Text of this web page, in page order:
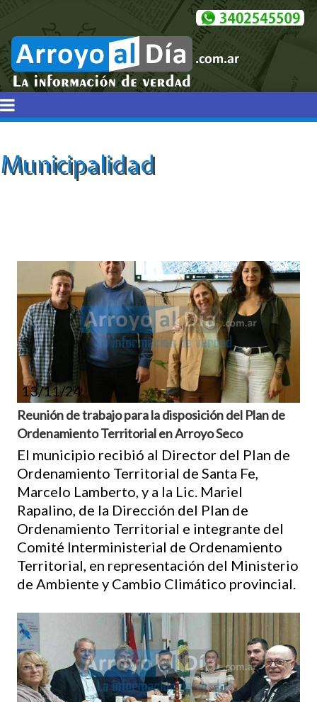
Municipalidad
13/11/24
Reunión de trabajo para la disposición del Plan de
Ordenamiento Territorial en Arroyo Seco
El municipio recibió al Director del Plan de
Ordenamiento Territorial de Santa Fe,
Marcelo Lamberto, y a la Lic. Mariel
Rapalino, de la Dirección del Plan de
Ordenamiento Territorial e integrante del
Comité Interministerial de Ordenamiento
Territorial, en representación del Ministerio
de Ambiente y Cambio Climático provincial.